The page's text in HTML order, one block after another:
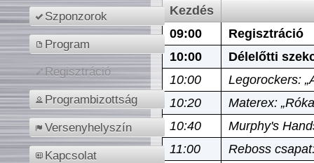
Szponzorok
Program
Regisztráció
Programbizottság
Versenyhelyszín
Kapcsolat
Kezdés
09:00
Regisztráció
10:00
Délelőtti
10:00
Legorockers:
10:20
Materex:
10:40
Murphy's
11:00
Reboss